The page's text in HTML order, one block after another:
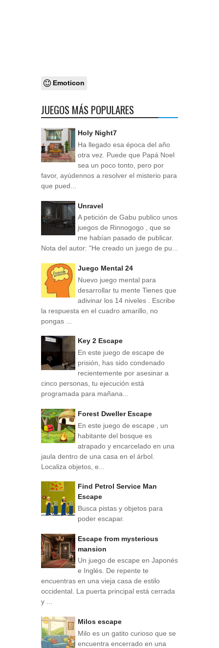
Emoticon
JUEGOS MÁS POPULARES
Holy Night7
Ha llegado esa época del año
otra vez. Puede que Papá Noel
sea un poco tonto, pero por
favor, ayúdennos a resolver el misterio para
que pued...
Unravel
A petición de Gabu publico unos
juegos de Rinnogogo , que se
me habían pasado de publicar.
Nota del autor: "He creado un juego de pu...
Juego Mental 24
Nuevo juego mental para
desarrollar tu mente Tienes que
adivinar los 14 niveles . Escribe
la respuesta en el cuadro amarillo, no
pongas ...
Key 2 Escape
En este juego de escape de
prisión, has sido condenado
recientemente por asesinar a
cinco personas, tu ejecución está
programada para mañana...
Forest Dweller Escape
En este juego de escape , un
habitante del bosque es
atrapado y encarcelado en una
jaula dentro de una casa en el árbol.
Localiza objetos, e...
Find Petrol Service Man
Escape
Busca pistas y objetos para
poder escapar.
Escape from mysterious
mansion
Un juego de escape en Japonés
e Inglés. De repente te
encuentras en una vieja casa de estilo
occidental. La puerta principal está cerrada
y ...
Milos escape
Milo es un gatito curioso que se
encuentra encerrado en una